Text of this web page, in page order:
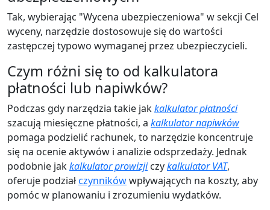
Tak, wybierając "Wycena ubezpieczeniowa" w sekcji Cel
wyceny, narzędzie dostosowuje się do wartości
zastępczej typowo wymaganej przez ubezpieczycieli.
Czym różni się to od kalkulatora
płatności lub napiwków?
Podczas gdy narzędzia takie jakkalkulator płatności
szacują miesięczne płatności, a kalkulator napiwków
pomaga podzielić rachunek, to narzędzie koncentruje
się na ocenie aktywów i analizie odsprzedaży. Jednak
podobnie jakkalkulator prowizjiczykalkulator VAT,
oferuje podziałczynnikówwpływających na koszty, aby
pomóc w planowaniu i zrozumieniu wydatków.